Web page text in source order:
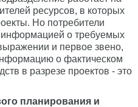
ресурсов, в которых
Но потребители
о требуемых
и первое звено,
о фактическом
в разрезе проектов - это
планирования и